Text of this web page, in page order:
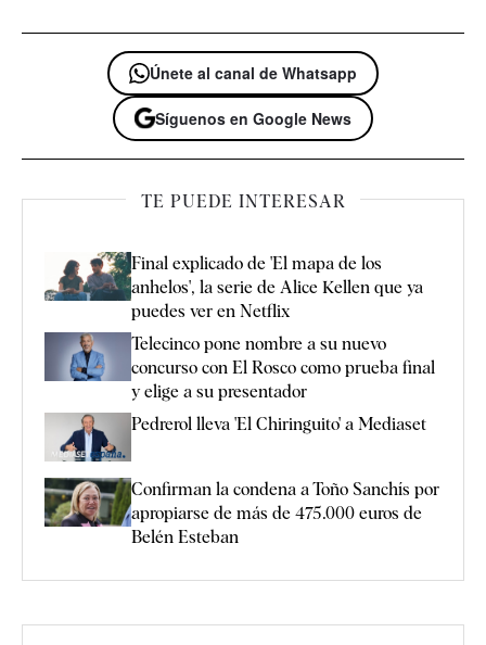
Únete al canal de Whatsapp
Síguenos en Google News
TE PUEDE INTERESAR
Final explicado de 'El mapa de los
anhelos', la serie de Alice Kellen que ya
puedes ver en Netflix
Telecinco pone nombre a su nuevo
concurso con El Rosco como prueba final
y elige a su presentador
Pedrerol lleva 'El Chiringuito' a Mediaset
Confirman la condena a Toño Sanchís por
apropiarse de más de 475.000 euros de
Belén Esteban